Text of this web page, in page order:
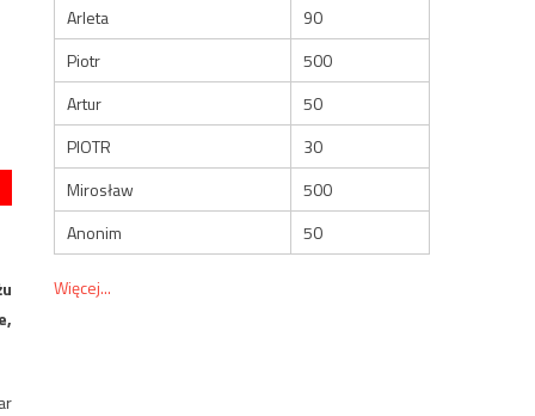
Arleta
90
Piotr
500
Artur
50
PIOTR
30
Mirosław
500
Anonim
50
Więcej...